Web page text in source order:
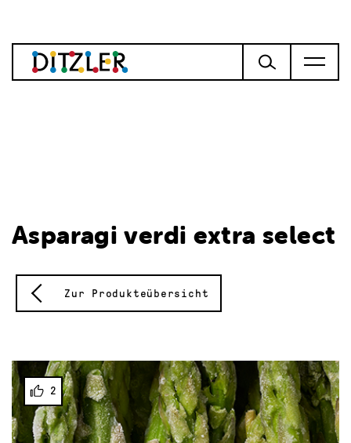
Asparagi verdi extra select
Zur Produkteübersicht
2